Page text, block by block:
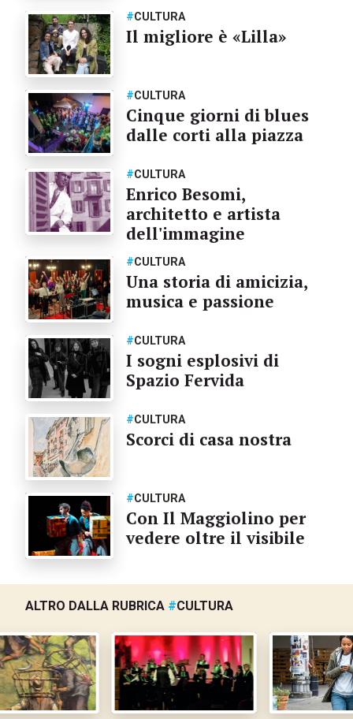
#CULTURA
Il migliore è «Lilla»
#CULTURA
Cinque giorni di blues
dalle corti alla piazza
#CULTURA
Enrico Besomi,
architetto e artista
dell'immagine
#CULTURA
Una storia di amicizia,
musica e passione
#CULTURA
I sogni esplosivi di
Spazio Fervida
#CULTURA
Scorci di casa nostra
#CULTURA
Con Il Maggiolino per
vedere oltre il visibile
ALTRO DALLA RUBRICA #CULTURA